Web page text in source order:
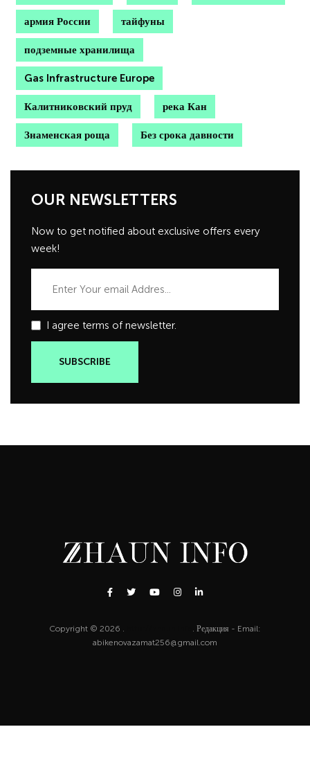
армия России тайфуны
подземные хранилища
Gas Infrastructure Europe
Калитниковский пруд река Кан
Знаменская роща Без срока давности
OUR NEWSLETTERS
Now to get notified about exclusive offers every
week!
I agree terms of newsletter.
Copyright © 2026 .
. Редакция - Email:
abikenovazamat256@gmail.com